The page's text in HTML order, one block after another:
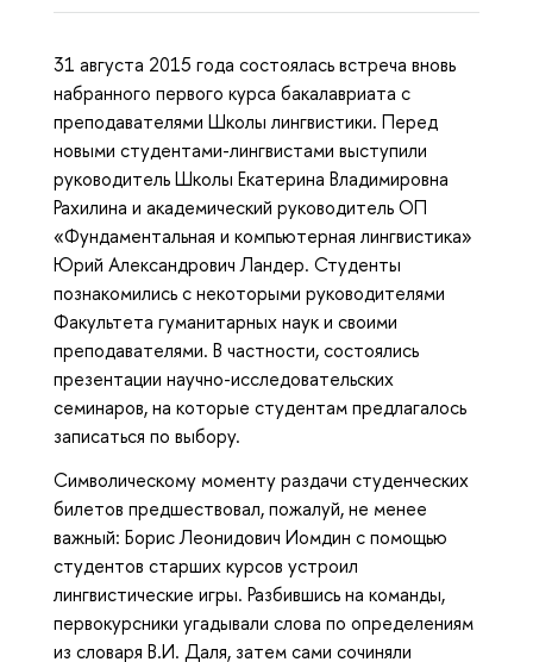
31 августа 2015 года состоялась встреча вновь
набранного первого курса бакалавриата с
преподавателями Школы лингвистики. Перед
новыми студентами-лингвистами выступили
руководитель Школы Екатерина Владимировна
Рахилина и академический руководитель ОП
«Фундаментальная и компьютерная лингвистика»
Юрий Александрович Ландер. Студенты
познакомились с некоторыми руководителями
Факультета гуманитарных наук и своими
преподавателями. В частности, состоялись
презентации научно-исследовательских
семинаров, на которые студентам предлагалось
записаться по выбору.
Символическому моменту раздачи студенческих
билетов предшествовал, пожалуй, не менее
важный: Борис Леонидович Иомдин с помощью
студентов старших курсов устроил
лингвистические игры. Разбившись на команды,
первокурсники угадывали слова по определениям
из словаря В.И. Даля, затем сами сочиняли